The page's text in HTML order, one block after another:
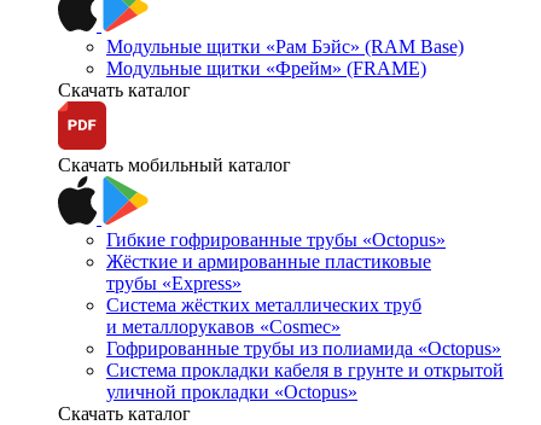
Модульные щитки «Рам Бэйс» (RAM Base)
Модульные щитки «Фрейм» (FRAME)
Скачать каталог
Скачать мобильный каталог
Гибкие гофрированные трубы «Octopus»
Жёсткие и армированные пластиковые
трубы «Express»
Система жёстких металлических труб
и металлорукавов «Cosmec»
Гофрированные трубы из полиамида «Octopus»
Система прокладки кабеля в грунте и открытой
уличной прокладки «Octopus»
Скачать каталог